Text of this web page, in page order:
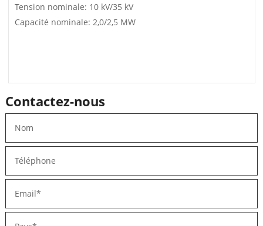
Tension nominale: 10 kV/35 kV
Capacité nominale: 2,0/2,5 MW
Contactez-nous